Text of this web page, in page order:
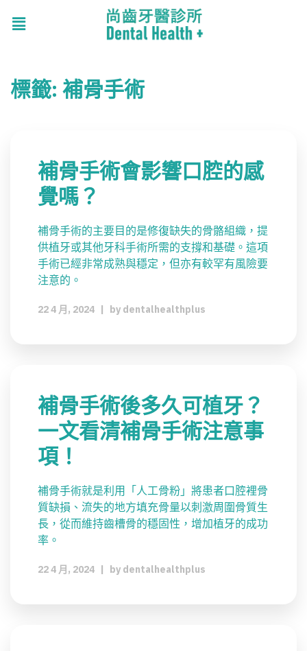
標籤: 補骨手術
補骨手術會影響口腔的感
覺嗎？
補骨手術的主要目的是修復缺失的骨骼組織，提
供植牙或其他牙科手術所需的支撐和基礎。這項
手術已經非常成熟與穩定，但亦有較罕有風險要
注意的。
22 4 月, 2024 by dentalhealthplus
補骨手術後多久可植牙？
一文看清補骨手術注意事
項！
補骨手術就是利用「人工骨粉」將患者口腔裡骨
質缺損、流失的地方填充骨量以刺激周圍骨質生
長，從而維持齒槽骨的穩固性，增加植牙的成功
率。
22 4 月, 2024 by dentalhealthplus